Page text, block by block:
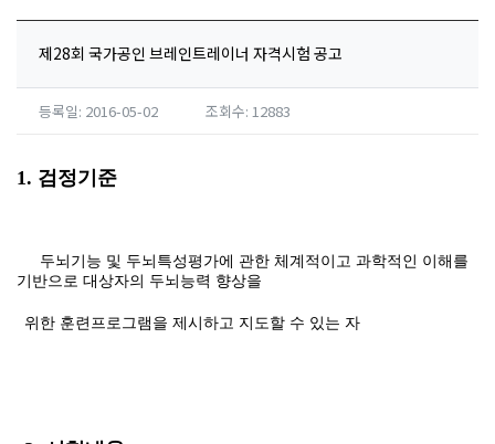
제28회 국가공인 브레인트레이너 자격시험 공고
등록일: 2016-05-02 조회수: 12883
1. 검정기준
두뇌기능 및 두뇌특성평가에 관한 체계적이고 과학적인 이해를
기반으로 대상자의 두뇌능력 향상을
위한 훈련프로그램을 제시하고 지도할 수 있는 자